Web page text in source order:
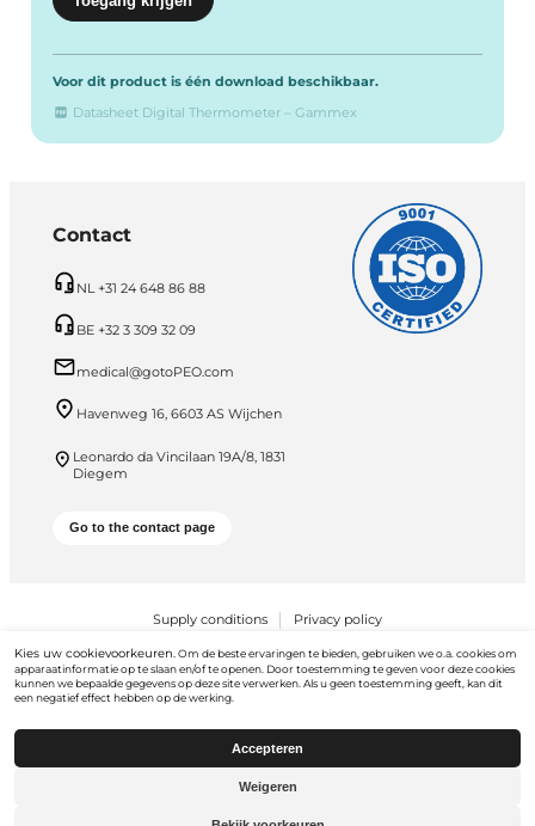
Voor dit product is één download beschikbaar.
Datasheet Digital Thermometer – Gammex
Contact
NL +31 24 648 86 88
BE +32 3 309 32 09
medical@gotoPEO.com
Havenweg 16, 6603 AS Wijchen
Leonardo da Vincilaan 19A/8, 1831
Diegem
Go to the contact page
Supply conditions Privacy policy
PEO B.V. © 2026 Alle rechten voorbehouden
Kies uw cookievoorkeuren. Om de beste ervaringen te bieden, gebruiken we o.a. cookies om
apparaatinformatie op te slaan en/of te openen. Door toestemming te geven voor deze cookies
kunnen we bepaalde gegevens op deze site verwerken. Als u geen toestemming geeft, kan dit
een negatief effect hebben op de werking.
Accepteren
Weigeren